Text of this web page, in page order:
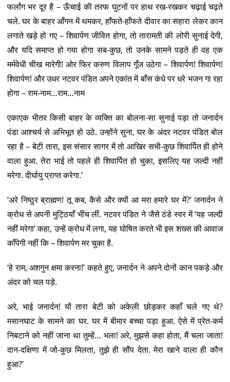
फर्लांग भर दूर है – ऊँचाई की तरफ घुटनों पर हाथ रख-रखकर चढ़ाई चढ़ते
चले. घर के बाहर आँगन में थमकर, हाँफते-हाँफते दीवार का सहारा लेकर कान
लगाते खड़े हो गए – शिवार्पण जीवित होगा, तो तारामती की लोरी सुनाई देगी,
और यदि समाप्त हो गया होगा सब-कुछ, तो उनके सामने पड़ते ही वह एक
मर्मवेधी चीख मारेगी! ओर फिर करुण विलाप गूँज उठेगा – शिवार्पण! शिवार्पण!
शिवार्पण! और उधर नटवर पंडित अपने एकांत में बाँस कंधे पर धरे भजन गा रहा
होगा – राम-नाम…राम…नाम
एकाएक भीतर किसी बाहर के व्यक्ति का बोलना-सा सुनाई पड़ा तो जनार्दन
पंडा आश्चर्य से अभिभूत हो उठे. उन्होंने सुना, घर के अंदर नटवर पंडित बोल
रहा है – बेटी तारा, इस संसार सागर में तो आखिर सभी-कुछ शिवार्पित ही होने
वाला हुआ. तेरा भाई तो पहले ही शिवार्पित हो चुका, इसलिए यह जल्दी नहीं
मरेगा. दीर्घायु प्राप्त करेगा.’
‘अरे निष्ठुर ब्राह्मण! तू कब, कैसे और क्यों आ मरा हमारे घर में?’ जनार्दन ने
क्रोध से अपनी मुट्ठियाँ भींच लीं. नटवर पंडित ने जैसे ठंडे स्वर में ‘यह जल्दी
नहीं मरेगा’ कहा, उन्हें क्रोध में लगा, यह घोषित करते भी इस शख्स की आवाज
काँपेगी नहीं कि – शिवार्पण मर चुका है.
‘हे राम, अशगुन क्षमा करना!’ कहते हुए, जनार्दन ने अपने दोनों कान पकड़े और
अंदर को चल पड़े.
अरे, भाई जनार्दन! यों तारा बेटी को अकेली छोड़कर कहाँ चले गए थे?
मसानघाट के सामने का घर. घर में बीमार बच्चा पड़ा हुआ. ऐसे में प्रेत-कर्म
निबटाने को नहीं जाना था तुम्हें… भला! अरे, मुझसे कहा होता, मैं चला जाता!
दान-दक्षिणा में जो-कुछ मिलता, तुझे ही सौंप देता. मेरा खाने वाला ही कौन
हुआ?’